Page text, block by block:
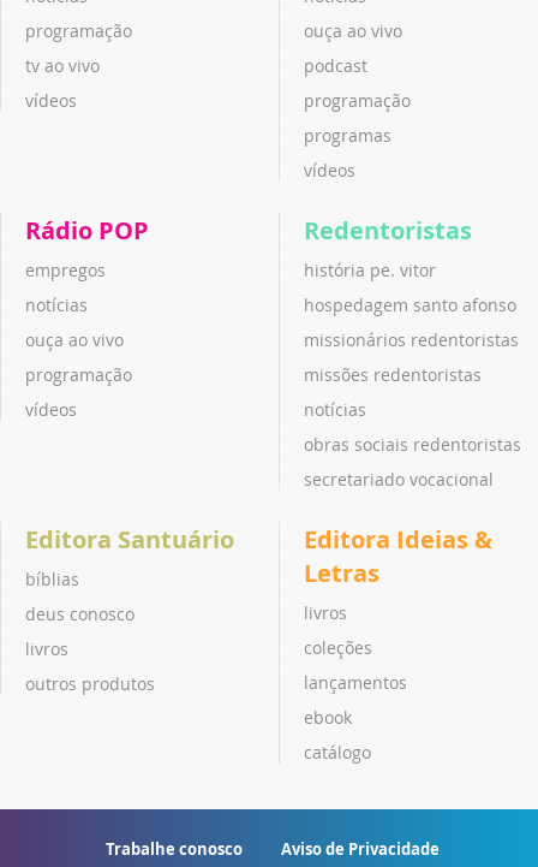
programação
tv ao vivo
vídeos
ouça ao vivo
podcast
programação
programas
vídeos
Rádio POP
empregos
notícias
ouça ao vivo
programação
vídeos
Redentoristas
história pe. vitor
hospedagem santo afonso
missionários redentoristas
missões redentoristas
notícias
obras sociais redentoristas
secretariado vocacional
Editora Santuário
bíblias
deus conosco
livros
outros produtos
Editora Ideias &
Letras
livros
coleções
lançamentos
ebook
catálogo
Trabalhe conosco Aviso de Privacidade